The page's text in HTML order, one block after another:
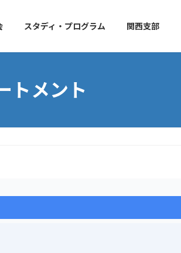
スタディ・プログラム 関西支部
トメント